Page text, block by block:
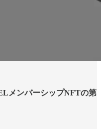
メンバーシップNFTの第